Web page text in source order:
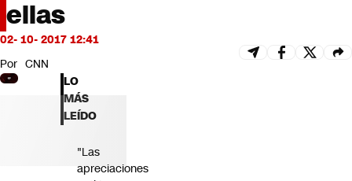
CNN tiempo
Futuro 360
ellas
02- 10- 2017 12:41
Por CNN
LO
MÁS
LEÍDO
"Las
apreciaciones